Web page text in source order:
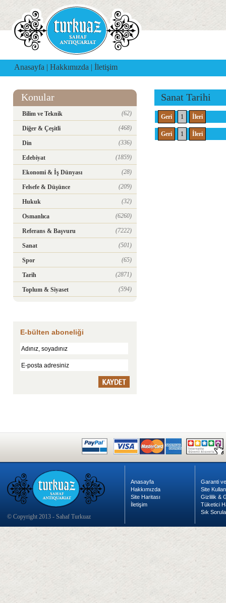
Anasayfa | Hakkımızda | İletişim
Konular
Bilim ve Teknik (62)
Diğer & Çeşitli (468)
Din (336)
Edebiyat (1859)
Ekonomi & İş Dünyası (28)
Felsefe & Düşünce (209)
Hukuk (32)
Osmanlıca (6260)
Referans & Başvuru (7222)
Sanat (501)
Spor (65)
Tarih (2871)
Toplum & Siyaset (594)
E-bülten aboneliği
Sanat Tarihi
Geri 1 İleri
Geri 1 İleri
© Copyright 2013 - Sahaf Turkuaz
Anasayfa
Hakkımızda
Site Haritası
İletişim
Garanti
Site
Gizlilik &
Tüketici
Sık